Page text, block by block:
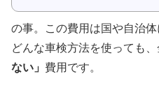
の事。この費用は国や自治
どんな車検方法を使っても、
ない」 費用です。